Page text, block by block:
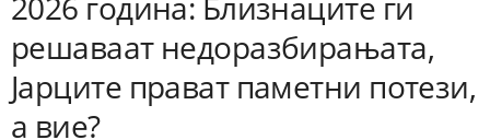
решаваат недоразбирањата,
Јарците прават паметни потези,
а вие?